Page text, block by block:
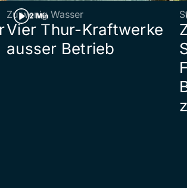
2 Min
Zu wenig Wasser
Vier Thur-Kraftwerke
ausser Betrieb